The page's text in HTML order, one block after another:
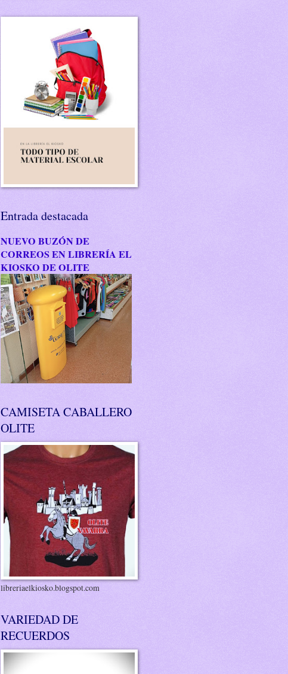
Entrada destacada
NUEVO BUZÓN DE
CORREOS EN LIBRERÍA EL
KIOSKO DE OLITE
CAMISETA CABALLERO
OLITE
libreriaelkiosko.blogspot.com
VARIEDAD DE
RECUERDOS